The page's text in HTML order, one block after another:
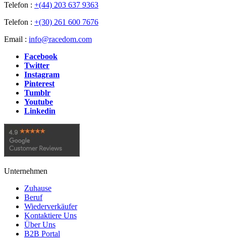
Telefon : +(44) 203 637 9363
Telefon : +(30) 261 600 7676
Email : info@racedom.com
Facebook
Twitter
Instagram
Pinterest
Tumblr
Youtube
Linkedin
Unternehmen
Zuhause
Beruf
Wiederverkäufer
Kontaktiere Uns
Über Uns
B2B Portal